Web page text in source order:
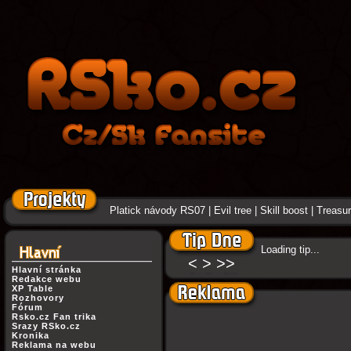
Platick návody RS07 Evil tree Skill boost
Hlavní stránka
Redakce webu
XP Table
Rozhovory
Fórum
Rsko.cz Fan trika
Srazy RSko.cz
Kronika
Reklama na webu
< > >>
Loading tip...